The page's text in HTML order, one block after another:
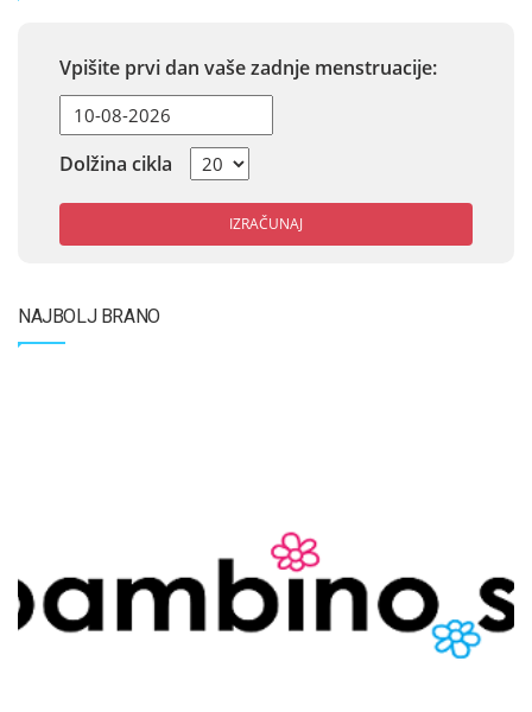
Vpišite prvi dan vaše zadnje menstruacije:
Dolžina cikla
IZRAČUNAJ
NAJBOLJ BRANO